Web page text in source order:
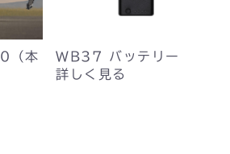
（本
WB37 バッテリー
詳しく見る